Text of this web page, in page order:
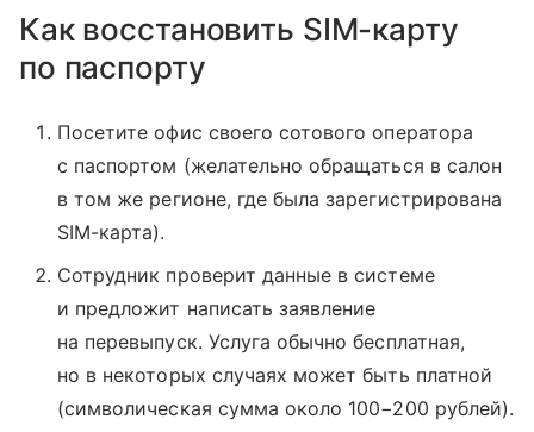
Как восстановить SIM-карту
по паспорту
Посетите офис своего сотового оператора
с паспортом (желательно обращаться в салон
в том же регионе, где была зарегистрирована
SIM-карта).
Сотрудник проверит данные в системе
и предложит написать заявление
на перевыпуск. Услуга обычно бесплатная,
но в некоторых случаях может быть платной
(символическая сумма около 100−200 рублей).